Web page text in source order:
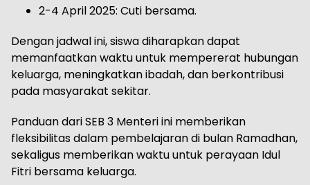
2-4 April 2025: Cuti bersama.
Dengan jadwal ini, siswa diharapkan dapat
memanfaatkan waktu untuk mempererat hubungan
keluarga, meningkatkan ibadah, dan berkontribusi
pada masyarakat sekitar.
Panduan dari SEB 3 Menteri ini memberikan
fleksibilitas dalam pembelajaran di bulan Ramadhan,
sekaligus memberikan waktu untuk perayaan Idul
Fitri bersama keluarga.